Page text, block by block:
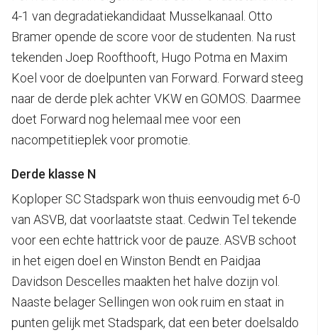
4-1 van degradatiekandidaat Musselkanaal. Otto
Bramer opende de score voor de studenten. Na rust
tekenden Joep Roofthooft, Hugo Potma en Maxim
Koel voor de doelpunten van Forward. Forward steeg
naar de derde plek achter VKW en GOMOS. Daarmee
doet Forward nog helemaal mee voor een
nacompetitieplek voor promotie.
Derde klasse N
Koploper SC Stadspark won thuis eenvoudig met 6-0
van ASVB, dat voorlaatste staat. Cedwin Tel tekende
voor een echte hattrick voor de pauze. ASVB schoot
in het eigen doel en Winston Bendt en Paidjaa
Davidson Descelles maakten het halve dozijn vol.
Naaste belager Sellingen won ook ruim en staat in
punten gelijk met Stadspark, dat een beter doelsaldo